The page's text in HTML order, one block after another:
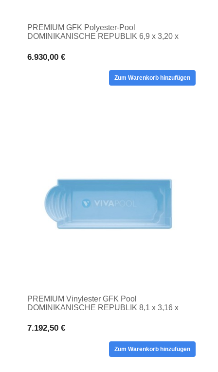
PREMIUM GFK Polyester-Pool
DOMINIKANISCHE REPUBLIK 6,9 x 3,20 x
6.930,00 €
Zum Warenkorb hinzufügen
PREMIUM Vinylester GFK Pool
DOMINIKANISCHE REPUBLIK 8,1 x 3,16 x
7.192,50 €
Zum Warenkorb hinzufügen